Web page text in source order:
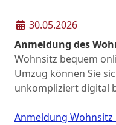
30.05.2026
Anmeldung des
Wohnsitz bequem
Umzug können Sie
unkompliziert digital
neuen, bundesweiten
Anmeldung Wohnsitz